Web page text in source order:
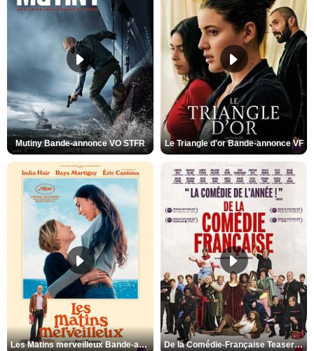
Mutiny Bande-annonce VO STFR Le Triangle d'or Bande-annonce VF
Les Matins merveilleux Bande-annonce VF De la Comédie-Française Teaser VF